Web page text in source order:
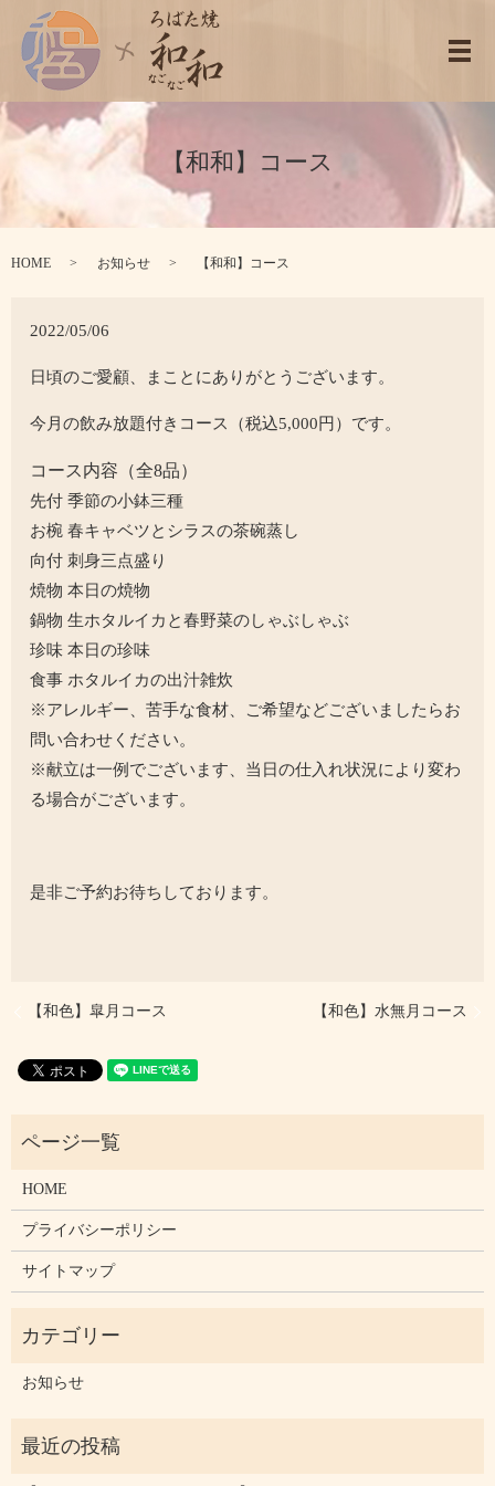
メ
【和和】コース
HOME お知らせ 【和和】コース
2022/05/06
日頃のご愛顧、まことにありがとうございます。
今月の飲み放題付きコース（税込5,000円）です。
コース内容（全8品）
先付 季節の小鉢三種
お椀 春キャベツとシラスの茶碗蒸し
向付 刺身三点盛り
焼物 本日の焼物
鍋物 生ホタルイカと春野菜のしゃぶしゃぶ
珍味 本日の珍味
食事 ホタルイカの出汁雑炊
※アレルギー、苦手な食材、ご希望などございましたらお
問い合わせください。
※献立は一例でございます、当日の仕入れ状況により変わ
る場合がございます。
是非ご予約お待ちしております。
【和色】皐月コース 【和色】水無月コース
HOME
プライバシーポリシー
サイトマップ
お知らせ